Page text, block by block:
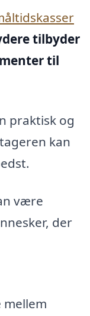
tilbyder
til
praktisk og
kan
være
der